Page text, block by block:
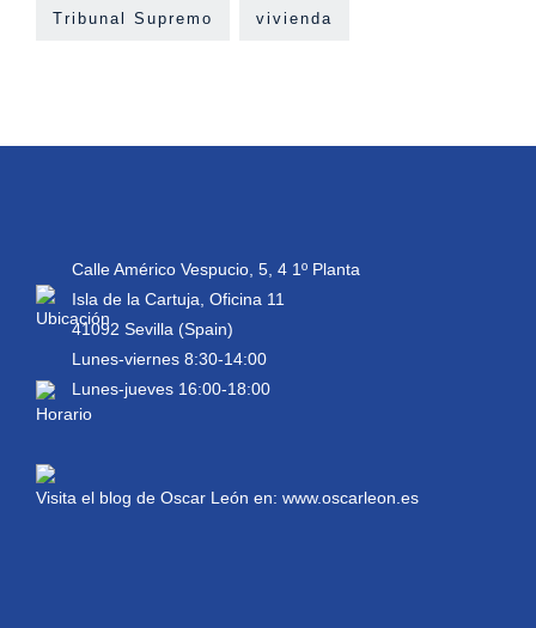
Tribunal Supremo vivienda
Calle Américo Vespucio, 5, 4 1º Planta
Isla de la Cartuja, Oficina 11
41092 Sevilla (Spain)
Lunes-viernes 8:30-14:00
Lunes-jueves 16:00-18:00
Visita el blog de Oscar León en: www.oscarleon.es